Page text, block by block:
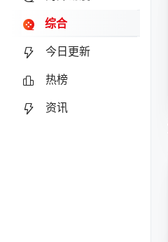
综合
今日更新
热榜
资讯